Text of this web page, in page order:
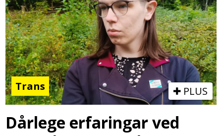
Trans PLUS
Dårlege erfaringar ved